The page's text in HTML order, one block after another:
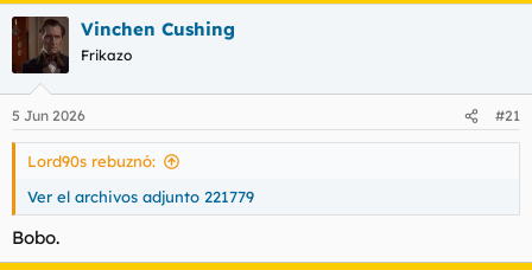
Vinchen Cushing
Frikazo
5 Jun 2026 #21
Lord90s rebuznó:
Ver el archivos adjunto 221779
Bobo.